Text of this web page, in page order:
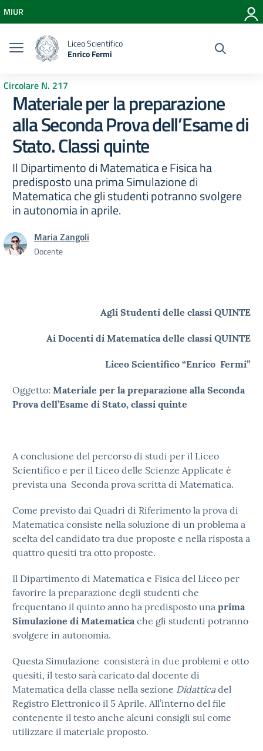
Vai al menu di navigazione
Vai al footer
MIUR
Liceo Scientifico
Enrico Fermi
Circolare N. 217
Materiale per la preparazione
alla Seconda Prova dell’Esame di
Stato. Classi quinte
Il Dipartimento di Matematica e Fisica ha
predisposto una prima Simulazione di
Matematica che gli studenti potranno svolgere
in autonomia in aprile.
Maria Zangoli
Docente
Agli Studenti delle classi QUINTE
Ai Docenti di Matematica delle classi QUINTE
Liceo Scientifico “Enrico Fermi”
Oggetto: Materiale per la preparazione alla Seconda
Prova dell’Esame di Stato, classi quinte
A conclusione del percorso di studi per il Liceo
Scientifico e per il Liceo delle Scienze Applicate è
prevista una Seconda prova scritta di Matematica.
Come previsto dai Quadri di Riferimento la prova di
Matematica consiste nella soluzione di un problema a
scelta del candidato tra due proposte e nella risposta a
quattro quesiti tra otto proposte.
Il Dipartimento di Matematica e Fisica del Liceo per
favorire la preparazione degli studenti che
frequentano il quinto anno ha predisposto una prima
Simulazione di Matematicache gli studenti potranno
svolgere in autonomia.
Questa Simulazione consisterà in due problemi e otto
quesiti, il testo sarà caricato dal docente di
Matematica della classe nella sezione Didatticadel
Registro Elettronico il 5 Aprile. All’interno del file
contenente il testo anche alcuni consigli sul come
utilizzare il materiale proposto.